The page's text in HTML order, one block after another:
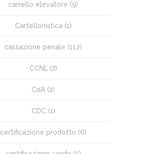
carrello elevatore (9)
Cartellonistica (1)
cassazione penale (112)
CCNL (7)
CdA (2)
CDC (1)
certificazione prodotto (6)